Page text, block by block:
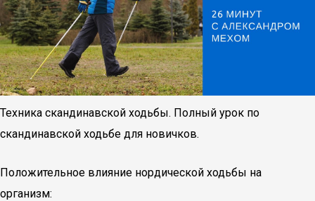
Техника скандинавской ходьбы. Полный урок по
скандинавской ходьбе для новичков.
Положительное влияние нордической ходьбы на
организм: